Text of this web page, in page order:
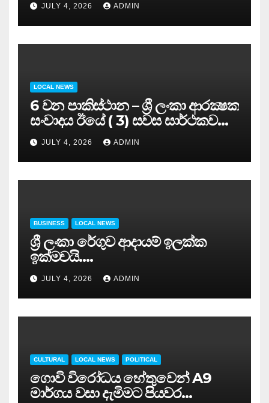
අමාත්‍යවරයාගේ ප්‍රධානත්වයෙන්……
JULY 4, 2026 ADMIN
LOCAL NEWS
6 වන පාකිස්ථාන – ශ්‍රී ලංකා ආරක්‍ෂක
සංවාදය ඊයේ ( 3) සවස සාර්ථකව
අවසන් කරයි..
JULY 4, 2026 ADMIN
BUSINESS LOCAL NEWS
ශ්‍රී ලංකා රේගුව ආදායම් ඉලක්ක
ඉක්මවයි….
JULY 4, 2026 ADMIN
CULTURAL LOCAL NEWS POLITICAL
ගොවි විරෝධය හේතුවෙන් A9
මාර්ගය වසා දැමිමට පියවර…